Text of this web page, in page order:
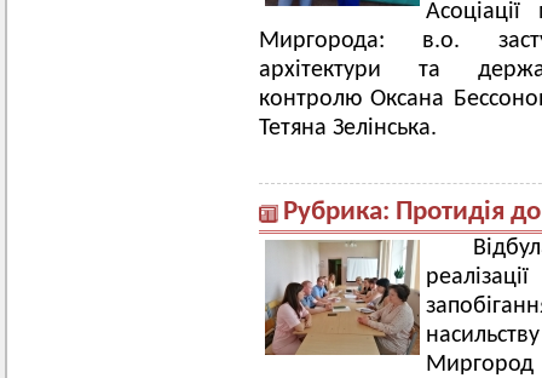
Миргорода: в.о.
архітектури та
контролю Оксана
Тетяна Зелінська.
Рубрика: Протидія